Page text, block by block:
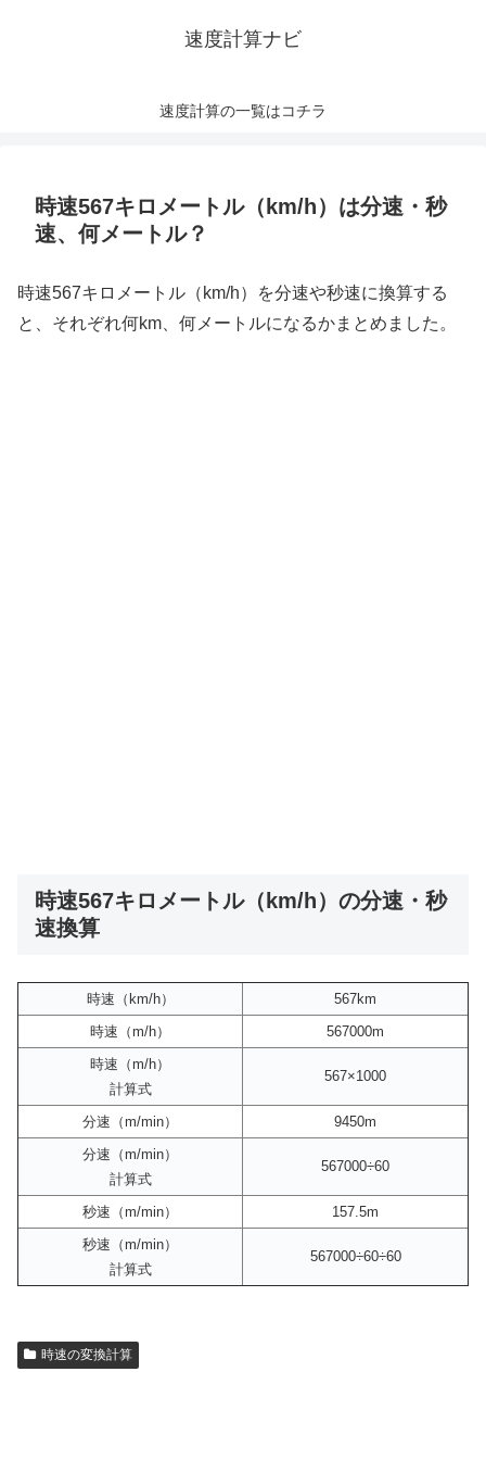
速度計算ナビ
速度計算の一覧はコチラ
時速567キロメートル（km/h）は分速・秒
速、何メートル？
時速567キロメートル（km/h）を分速や秒速に換算する
と、それぞれ何km、何メートルになるかまとめました。
時速567キロメートル（km/h）の分速・秒
速換算
時速（km/h）
567km
時速（m/h）
567000m
時速（m/h）
計算式
567×1000
分速（m/min）
9450m
分速（m/min）
計算式
567000÷60
秒速（m/min）
157.5m
秒速（m/min）
計算式
567000÷60÷60
時速の変換計算